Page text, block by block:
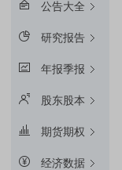
公告大全
研究报告
年报季报
股东股本
期货期权
经济数据